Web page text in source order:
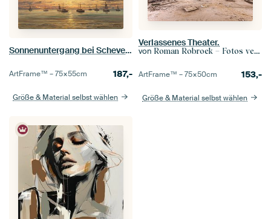
Sonnenuntergang bei Scheveningen, Hendrik Willem Mesdag
ArtFrame™ –75×55cm 187,-
Größe & Material selbst wählen
Verlassenes Theater.
von Roman Robroek – Fotos verlassener Gebäude
ArtFrame™ –75×50cm 153,-
Größe & Material selbst wählen